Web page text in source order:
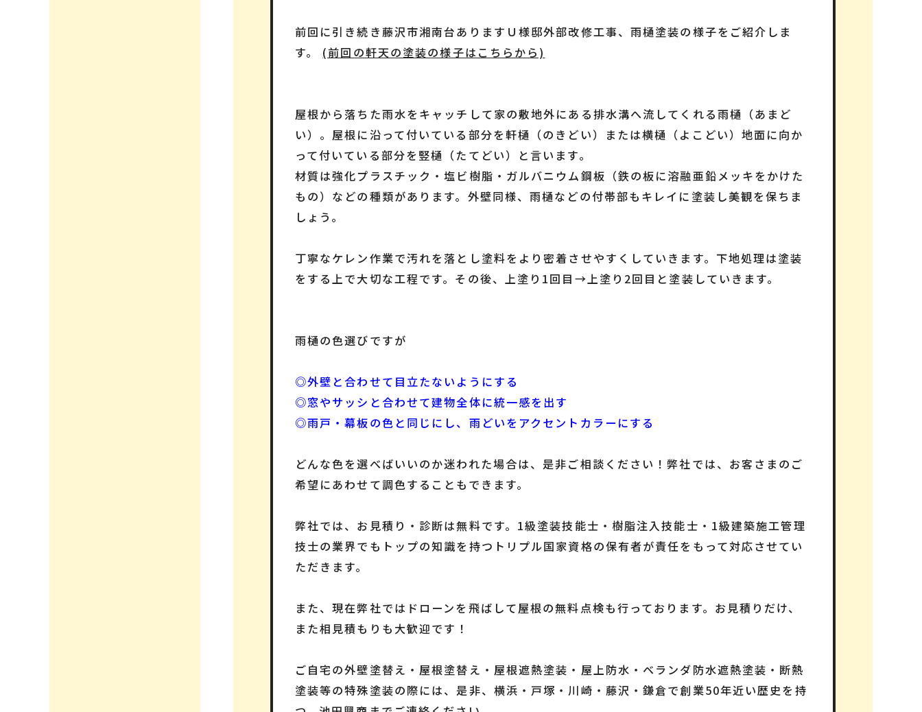
前回に引き続き藤沢市湘南台ありますＵ様邸外部改修工事、雨樋塗装の様子をご紹介しま
す。 (前回の軒天の塗装の様子はこちらから)
屋根から落ちた雨水をキャッチして家の敷地外にある排水溝へ流してくれる雨樋（あまど
い）。屋根に沿って付いている部分を軒樋（のきどい）または横樋（よこどい）地面に向か
って付いている部分を竪樋（たてどい）と言います。
材質は強化プラスチック・塩ビ樹脂・ガルバニウム鋼板（鉄の板に溶融亜鉛メッキをかけた
もの）などの種類があります。外壁同様、雨樋などの付帯部もキレイに塗装し美観を保ちま
しょう。
丁寧なケレン作業で汚れを落とし塗料をより密着させやすくしていきます。下地処理は塗装
をする上で大切な工程です。その後、上塗り1回目→上塗り2回目と塗装していきます。
雨樋の色選びですが
◎外壁と合わせて目立たないようにする
◎窓やサッシと合わせて建物全体に統一感を出す
◎雨戸・幕板の色と同じにし、雨どいをアクセントカラーにする
どんな色を選べばいいのか迷われた場合は、是非ご相談ください！弊社では、お客さまのご
希望にあわせて調色することもできます。
弊社では、お見積り・診断は無料です。1級塗装技能士・樹脂注入技能士・1級建築施工管理
技士の業界でもトップの知識を持つトリプル国家資格の保有者が責任をもって対応させてい
ただきます。
また、現在弊社ではドローンを飛ばして屋根の無料点検も行っております。お見積りだけ、
また相見積もりも大歓迎です！
ご自宅の外壁塗替え・屋根塗替え・屋根遮熱塗装・屋上防水・ベランダ防水遮熱塗装・断熱
塗装等の特殊塗装の際には、是非、横浜・戸塚・川崎・藤沢・鎌倉で創業50年近い歴史を持